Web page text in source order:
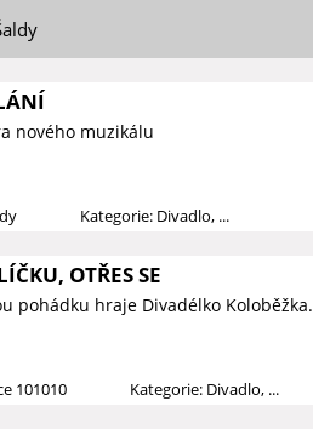
nového muzikálu
Kategorie: Divadlo, ...
OTŘES SE
pohádku hraje Divadélko Koloběžka.
101010 Kategorie: Divadlo, ...